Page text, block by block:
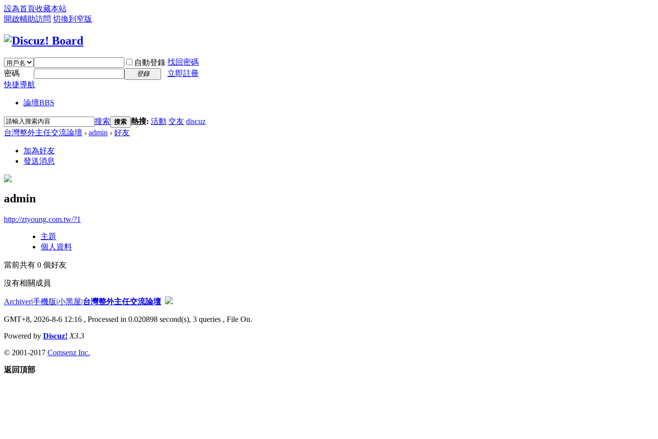
設為首頁收藏本站
開啟輔助訪問 切換到窄版
自動登錄 找回密碼
密碼
登錄
立即註冊
快捷導航
論壇BBS
搜索 搜索 熱搜: 活動 交友 discuz
台灣整外主任交流論壇 › admin › 好友
加為好友
發送消息
admin
http://ztyoung.com.tw/?1
主題
個人資料
當前共有 0 個好友
沒有相關成員
Archiver|手機版|小黑屋|台灣整外主任交流論壇
GMT+8, 2026-8-6 12:16 , Processed in 0.020898 second(s), 3 queries , File On.
Powered by Discuz! X3.3
© 2001-2017 Comsenz Inc.
返回頂部